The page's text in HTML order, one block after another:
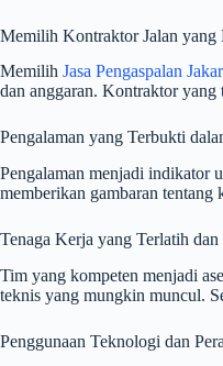
Memilih Kontraktor Jalan yang
Memilih Jasa Pengaspalan
dan anggaran. Kontraktor yang
Pengalaman yang Terbukti
Pengalaman menjadi indikator
memberikan gambaran
Tenaga Kerja yang Terlatih
Tim yang kompeten menjadi
teknis yang mungkin muncul.
Penggunaan Teknologi dan